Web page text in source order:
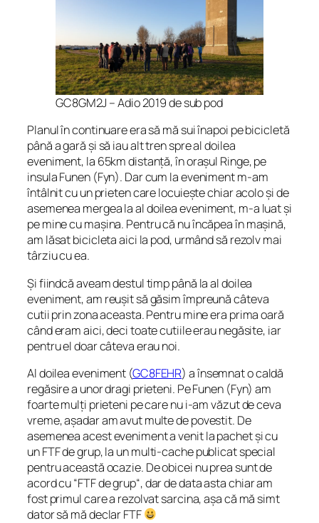
GC8GM2J – Adio 2019 de sub pod
Planul în continuare era să mă sui înapoi pe bicicletă
până a gară și să iau alt tren spre al doilea
eveniment, la 65km distanță, în orașul Ringe, pe
insula Funen (Fyn). Dar cum la eveniment m-am
întâlnit cu un prieten care locuiește chiar acolo și de
asemenea mergea la al doilea eveniment, m-a luat și
pe mine cu mașina. Pentru că nu încăpea în mașină,
am lăsat bicicleta aici la pod, urmând să rezolv mai
târziu cu ea.
Și fiindcă aveam destul timp până la al doilea
eveniment, am reușit să găsim împreună câteva
cutii prin zona aceasta. Pentru mine era prima oară
când eram aici, deci toate cutiile erau negăsite, iar
pentru el doar câteva erau noi.
Al doilea eveniment (GC8FEHR) a însemnat o caldă
regăsire a unor dragi prieteni. Pe Funen (Fyn) am
foarte mulți prieteni pe care nu i-am văzut de ceva
vreme, așadar am avut multe de povestit. De
asemenea acest eveniment a venit la pachet și cu
unFTF de grup, la un multi-cache publicat special
pentru această ocazie. De obicei nu prea sunt de
acord cu “FTF de grup“, dar de data asta chiar am
fost primul care a rezolvat sarcina, așa că mă simt
dator să mă declar FTF